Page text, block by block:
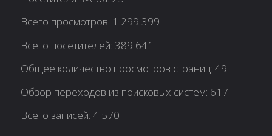
Всего просмотров: 1 299 399
Всего посетителей:389 641
Общее количество просмотров страниц:49
Обзор переходов из поисковых систем: 617
Всего записей:4 570